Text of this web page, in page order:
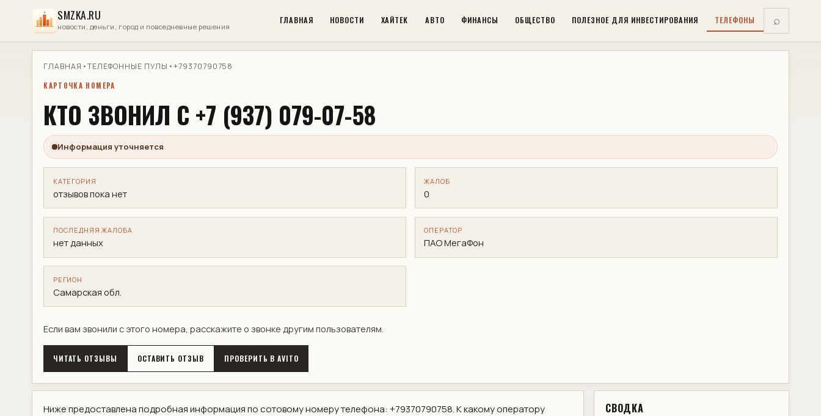
SMZKA.RU
новости, деньги, город и повседневные решения
ГЛАВНАЯ НОВОСТИ ХАЙТЕК АВТО ФИНАНСЫ ОБЩЕСТВО ПОЛЕЗНОЕ ДЛЯ ИНВЕСТИРОВАНИЯ ТЕЛЕФОНЫ ⌕
ГЛАВНАЯ •ТЕЛЕФОННЫЕ ПУЛЫ •+79370790758
КАРТОЧКА НОМЕРА
КТО ЗВОНИЛ С +7 (937) 079-07-58
Информация уточняется
КАТЕГОРИЯ
отзывов пока нет
ЖАЛОБ
0
ПОСЛЕДНЯЯ ЖАЛОБА
нет данных
ОПЕРАТОР
ПАО МегаФон
РЕГИОН
Самарская обл.
Если вам звонили с этого номера, расскажите о звонке другим пользователям.
ЧИТАТЬ ОТЗЫВЫ ОСТАВИТЬ ОТЗЫВ ПРОВЕРИТЬ В AVITO
Ниже предоставлена подробная информация по сотовому номеру телефона: +79370790758. К какому оператору
СВОДКА